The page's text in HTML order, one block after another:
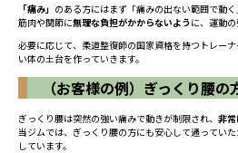
「痛み」 のある方にはまず「痛みの出ない範囲で動く
筋肉や関節に無理な負担がかからないように、運動の
必要に応じて、柔道整復師の国家資格を持つトレー
い体の土台を作っていきます。
（お客様の例）ぎっくり腰
ぎっくり腰は突然の強い痛みで動きが制限され、 非
当ジムでは、ぎっくり腰の方にも安心して通ってい
しています。